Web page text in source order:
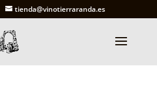
tienda@vinotierraranda.es